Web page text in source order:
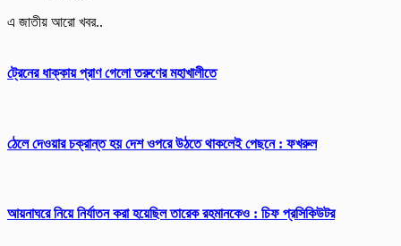
এ জাতীয় আরো খবর..
ট্রেনের ধাক্কায় প্রাণ গেলো তরুণের মহাখালীতে
ঠেলে দেওয়ার চক্রান্ত হয় দেশ ওপরে উঠতে থাকলেই পেছনে : ফখরুল
আয়নাঘরে নিয়ে নির্যাতন করা হয়েছিল তারেক রহমানকেও : চিফ প্রসিকিউটর